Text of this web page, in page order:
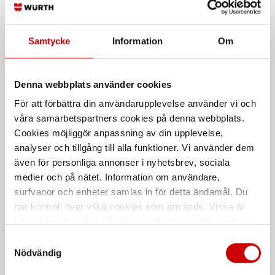
Samtycke Information Om
Denna webbplats använder cookies
För att förbättra din användarupplevelse använder vi och
våra samarbetspartners cookies på denna webbplats.
Cookies möjliggör anpassning av din upplevelse,
analyser och tillgång till alla funktioner. Vi använder dem
även för personliga annonser i nyhetsbrev, sociala
medier och på nätet. Information om användare,
surfvanor och enheter samlas in för detta ändamål. Du
har kontroll över vilka cookies som används. Vissa är
länder utanför EU med olika dataskyddsnormer. Genom
att godkänna samtycker du till sådana överföringar. Läs
Nödvändig
starka
Extra starka nitrilhandskar för
EN 374
Nitrilhandske Light
Buntband med metallås -
Thomas & Betts